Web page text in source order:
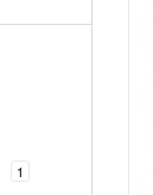
1